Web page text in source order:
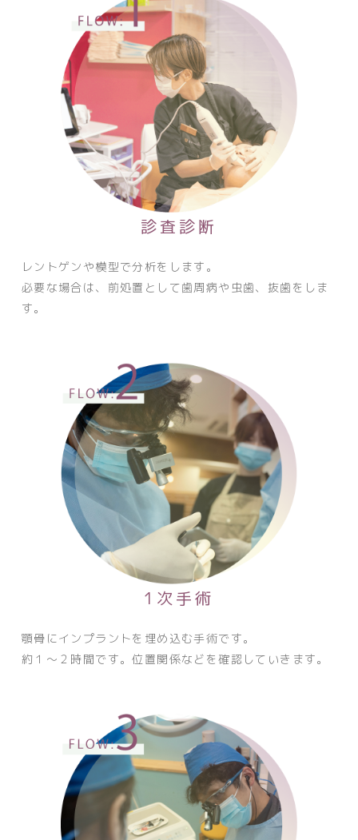
診査診断
レントゲンや模型で分析をします。
必要な場合は、前処置として歯周病や虫歯、抜歯をしま
す。
1次手術
顎骨にインプラントを埋め込む手術です。
約１～２時間です。位置関係などを確認していきます。